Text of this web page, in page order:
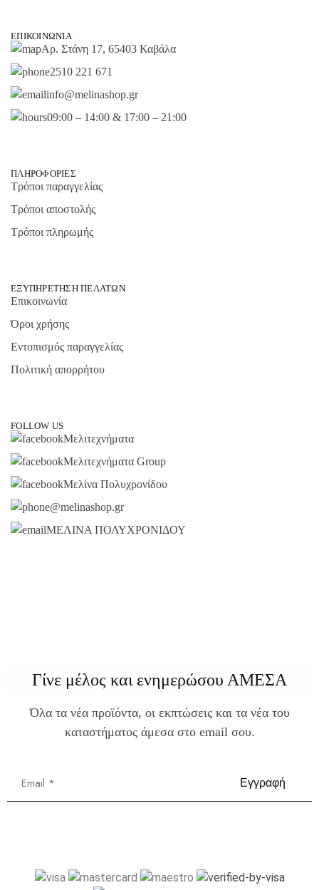
ΕΠΙΚΟΙΝΩΝΊΑ
Αρ. Στάνη 17, 65403 Καβάλα
2510 221 671
info@melinashop.gr
09:00 – 14:00 & 17:00 – 21:00
ΠΛΗΡΟΦΟΡΊΕΣ
Τρόποι παραγγελίας
Τρόποι αποστολής
Τρόποι πληρωμής
ΕΞΥΠΗΡΈΤΗΣΗ ΠΕΛΑΤΏΝ
Επικοινωνία
Όροι χρήσης
Εντοπισμός παραγγελίας
Πολιτική απορρήτου
FOLLOW US
Μελιτεχνήματα
Μελιτεχνήματα Group
Μελίνα Πολυχρονίδου
@melinashop.gr
ΜΕΛΙΝΑ ΠΟΛΥΧΡΟΝΙΔΟΥ
Γίνε μέλος και ενημερώσου ΑΜΕΣΑ
Όλα τα νέα προϊόντα, οι εκπτώσεις και τα νέα του
καταστήματος άμεσα στο email σου.